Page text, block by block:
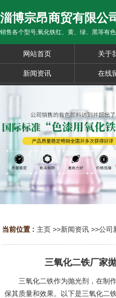
淄博宗昂商贸有限公
销售各个型号,氧化铁红、黄、绿、黑等有
网站首页 关于
新闻资讯 在线
当前位置 : 主页 >>新闻资讯 >>公司
三氧化二铁厂家
三氧化二铁作为抛光剂，在制作
保其质量和效果。以下是三氧化二